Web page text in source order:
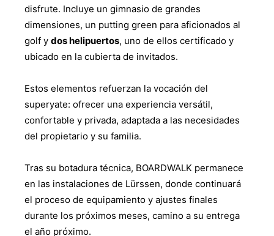
disfrute. Incluye un gimnasio de grandes
dimensiones, un putting green para aficionados al
golf y dos helipuertos, uno de ellos certificado y
ubicado en la cubierta de invitados.
Estos elementos refuerzan la vocación del
superyate: ofrecer una experiencia versátil,
confortable y privada, adaptada a las necesidades
del propietario y su familia.
Tras su botadura técnica, BOARDWALK permanece
en las instalaciones de Lürssen, donde continuará
el proceso de equipamiento y ajustes finales
durante los próximos meses, camino a su entrega
el año próximo.